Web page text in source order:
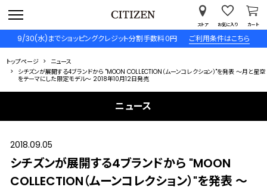
9/30(水)までショッピングクレジット分割手数料０円 ご利用条件はこちら
ストア お気に入り カート
トップページ
ニュース
シチズンが展開する4ブランドから "MOON COLLECTION（ムーンコレクション）"を発表 ～月と星空
をテーマにした限定モデル～ 2018年10月12日発売
ニュース
2018.09.05
シチズンが展開する4ブランドから "MOON
COLLECTION（ムーンコレクション）"を発表 ～